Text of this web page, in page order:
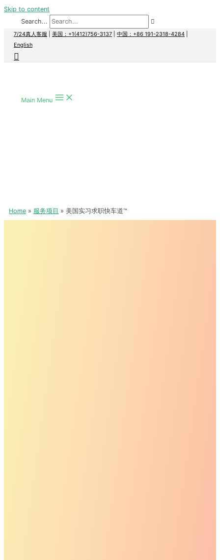
Skip to content
Search...
7/24真人客服 美国：+1(412)756-3137 中国：+86 191-2318-4284
English
Main Menu
Home 服务项目 美国实习求职快车道™